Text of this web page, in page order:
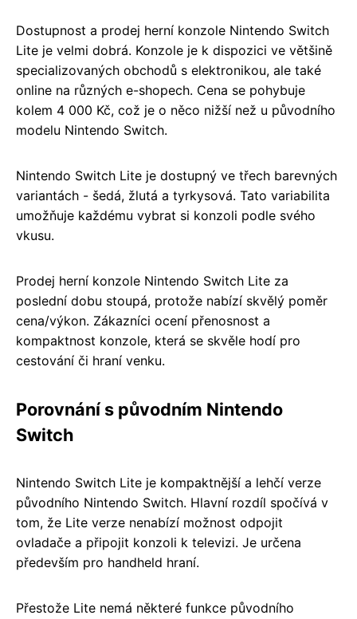
Dostupnost a prodej herní konzole Nintendo Switch
Lite je velmi dobrá. Konzole je k dispozici ve většině
specializovaných obchodů s elektronikou, ale také
online na různých e-shopech. Cena se pohybuje
kolem 4 000 Kč, což je o něco nižší než u původního
modelu Nintendo Switch.
Nintendo Switch Lite je dostupný ve třech barevných
variantách - šedá, žlutá a tyrkysová. Tato variabilita
umožňuje každému vybrat si konzoli podle svého
vkusu.
Prodej herní konzole Nintendo Switch Lite za
poslední dobu stoupá, protože nabízí skvělý poměr
cena/výkon. Zákazníci ocení přenosnost a
kompaktnost konzole, která se skvěle hodí pro
cestování či hraní venku.
Porovnání s původním Nintendo
Switch
Nintendo Switch Lite je kompaktnější a lehčí verze
původního Nintendo Switch. Hlavní rozdíl spočívá v
tom, že Lite verze nenabízí možnost odpojit
ovladače a připojit konzoli k televizi. Je určena
především pro handheld hraní.
Přestože Lite nemá některé funkce původního